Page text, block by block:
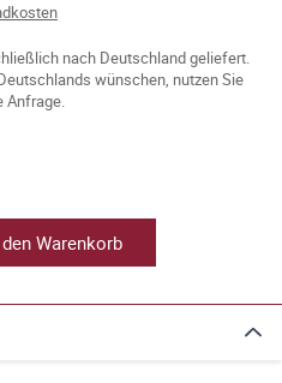
nach Deutschland geliefert.
wünschen, nutzen Sie
Anfrage.
Warenkorb